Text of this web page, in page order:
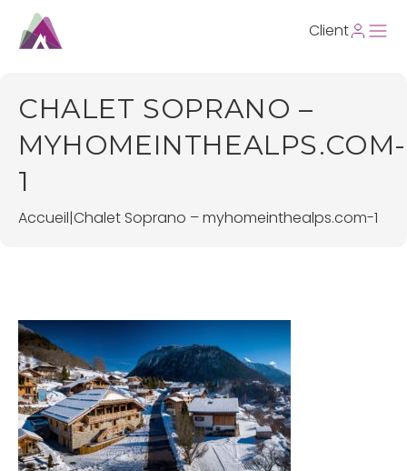
Client
CHALET SOPRANO –
MYHOMEINTHEALPS.COM-
1
Accueil|Chalet Soprano – myhomeinthealps.com-1